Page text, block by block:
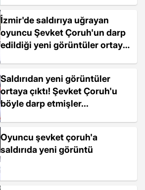
İzmir'de saldırıya uğrayan
oyuncu Şevket Çoruh'un darp
edildiği yeni görüntüler ortaya
Saldırıdan yeni görüntüler
ortaya çıktı! Şevket Çoruh'u
böyle darp etmişler...
Oyuncu şevket çoruh'a
saldırıda yeni görüntü